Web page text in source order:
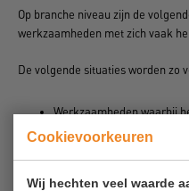
Cookievoorkeuren
Wij hechten veel waarde
Op branche niveau zijn de
werkzaamheden met zich vaak
De volgende situaties worden zo
Werkzaamheden waarbij
zijwaarts of voorwaarts